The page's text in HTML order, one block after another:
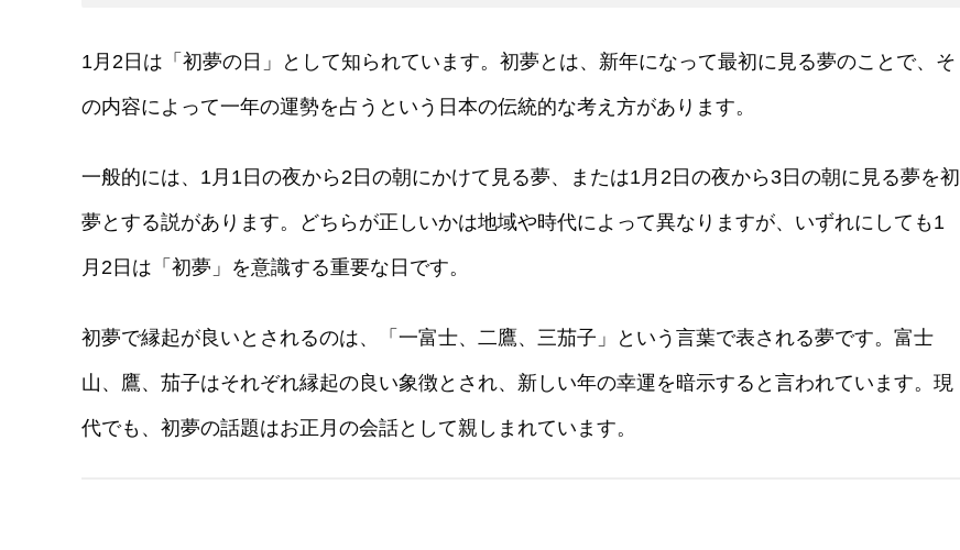
1月2日は「初夢の日」として知られています。初夢とは、新年になって最初に見る夢のことで、そ
の内容によって一年の運勢を占うという日本の伝統的な考え方があります。
一般的には、1月1日の夜から2日の朝にかけて見る夢、または1月2日の夜から3日の朝に見る夢を初
夢とする説があります。どちらが正しいかは地域や時代によって異なりますが、いずれにしても1
月2日は「初夢」を意識する重要な日です。
初夢で縁起が良いとされるのは、「一富士、二鷹、三茄子」という言葉で表される夢です。富士
山、鷹、茄子はそれぞれ縁起の良い象徴とされ、新しい年の幸運を暗示すると言われています。現
代でも、初夢の話題はお正月の会話として親しまれています。